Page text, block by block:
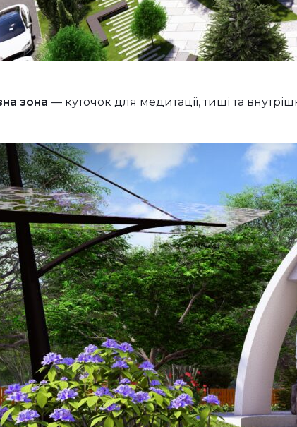
зона— куточок для медитації, тиші та